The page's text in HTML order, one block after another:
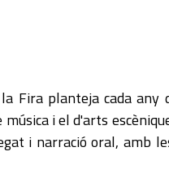
Fira planteja cada any
i el d'arts
i narració oral, amb